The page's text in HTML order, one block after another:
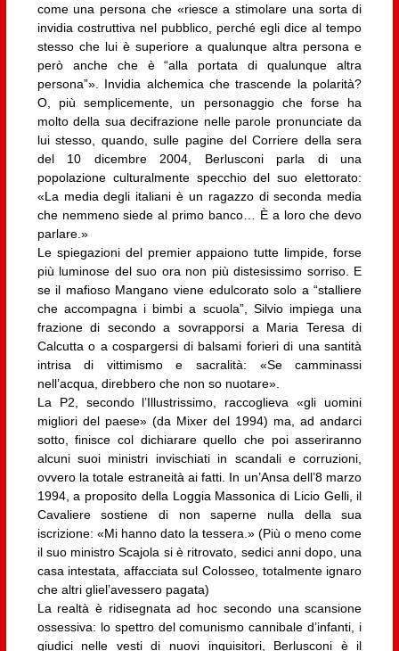
come una persona che «riesce a stimolare una sorta di
invidia costruttiva nel pubblico, perché egli dice al tempo
stesso che lui è superiore a qualunque altra persona e
però anche che è “alla portata di qualunque altra
persona”». Invidia alchemica che trascende la polarità?
O, più semplicemente, un personaggio che forse ha
molto della sua decifrazione nelle parole pronunciate da
lui stesso, quando, sulle pagine del Corriere della sera
del 10 dicembre 2004, Berlusconi parla di una
popolazione culturalmente specchio del suo elettorato:
«La media degli italiani è un ragazzo di seconda media
che nemmeno siede al primo banco… È a loro che devo
parlare.»
Le spiegazioni del premier appaiono tutte limpide, forse
più luminose del suo ora non più distesissimo sorriso. E
se il mafioso Mangano viene edulcorato solo a “stalliere
che accompagna i bimbi a scuola”, Silvio impiega una
frazione di secondo a sovrapporsi a Maria Teresa di
Calcutta o a cospargersi di balsami forieri di una santità
intrisa di vittimismo e sacralità: «Se camminassi
nell’acqua, direbbero che non so nuotare».
La P2, secondo l’Illustrissimo, raccoglieva «gli uomini
migliori del paese» (da Mixer del 1994) ma, ad andarci
sotto, finisce col dichiarare quello che poi asseriranno
alcuni suoi ministri invischiati in scandali e corruzioni,
ovvero la totale estraneità ai fatti. In un’Ansa dell’8 marzo
1994, a proposito della Loggia Massonica di Licio Gelli, il
Cavaliere sostiene di non saperne nulla della sua
iscrizione: «Mi hanno dato la tessera.» (Più o meno come
il suo ministro Scajola si è ritrovato, sedici anni dopo, una
casa intestata, affacciata sul Colosseo, totalmente ignaro
che altri gliel’avessero pagata)
La realtà è ridisegnata ad hoc secondo una scansione
ossessiva: lo spettro del comunismo cannibale d’infanti, i
giudici nelle vesti di nuovi inquisitori, Berlusconi è il